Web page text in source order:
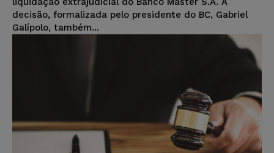
decisão, formalizada pelo presidente do BC, Gabriel
Galípolo, também...